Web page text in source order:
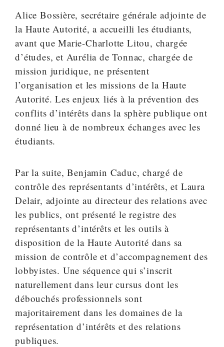
Alice Bossière, secrétaire générale adjointe de
la Haute Autorité, a accueilli les étudiants,
avant que Marie-Charlotte Litou, chargée
d’études, et Aurélia de Tonnac, chargée de
mission juridique, ne présentent
l’organisation et les missions de la Haute
Autorité. Les enjeux liés à la prévention des
conflits d’intérêts dans la sphère publique ont
donné lieu à de nombreux échanges avec les
étudiants.
Par la suite, Benjamin Caduc, chargé de
contrôle des représentants d’intérêts, et Laura
Delair, adjointe au directeur des relations avec
les publics, ont présenté le registre des
représentants d’intérêts et les outils à
disposition de la Haute Autorité dans sa
mission de contrôle et d’accompagnement des
lobbyistes. Une séquence qui s’inscrit
naturellement dans leur cursus dont les
débouchés professionnels sont
majoritairement dans les domaines de la
représentation d’intérêts et des relations
publiques.